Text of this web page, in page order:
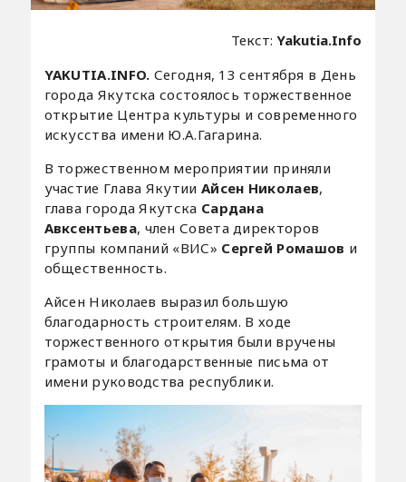
Текст:Yakutia.Info
YAKUTIA.INFO. Сегодня, 13 сентября в День
города Якутска состоялось торжественное
открытие Центра культуры и современного
искусства имени Ю.А.Гагарина.
В торжественном мероприятии приняли
участие Глава Якутии Айсен Николаев,
глава города Якутска Сардана
Авксентьева, член Совета директоров
группы компаний «ВИС» Сергей Ромашов и
общественность.
Айсен Николаев выразил большую
благодарность строителям. В ходе
торжественного открытия были вручены
грамоты и благодарственные письма от
имени руководства республики.